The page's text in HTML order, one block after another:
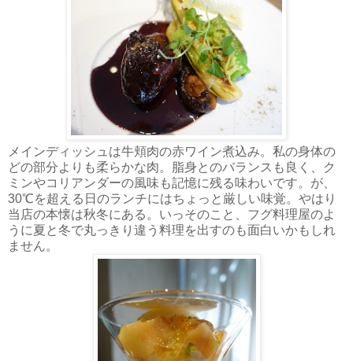
メインディッシュは牛頬肉の赤ワイン煮込み。私の身体の
どの部分よりも柔らかな肉。脂身とのバランスも良く、ク
ミンやコリアンダーの風味も記憶に残る味わいです。が、
30℃を超える日のランチにはちょっと厳しい味覚。やはり
当店の本懐は秋冬にある。いっそのこと、フグ料理屋のよ
うに夏と冬で丸っきり違う料理を出すのも面白いかもしれ
ません。